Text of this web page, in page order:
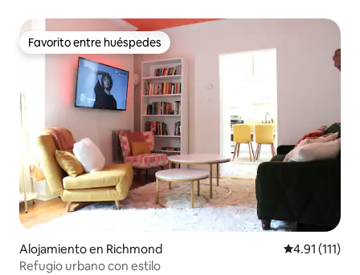
Favorito entre huéspedes
Favorito entre huéspedes
Alojamiento en Richmond Calificación
4.91 (111)
Refugio urbano con estilo